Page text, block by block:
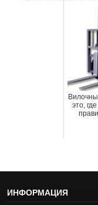
это,
ИНФОРМАЦИЯ